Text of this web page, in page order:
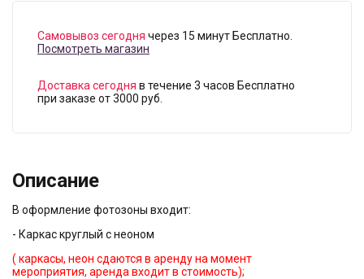
Самовывоз сегодня через 15 минут Бесплатно.
Посмотреть магазин
Доставка сегодня в течение 3 часов Бесплатно
при заказе от 3000 руб.
Описание
В оформление фотозоны входит:
- Каркас круглый с неоном
( каркасы, неон сдаются в аренду на момент
мероприятия, аренда входит в стоимость);